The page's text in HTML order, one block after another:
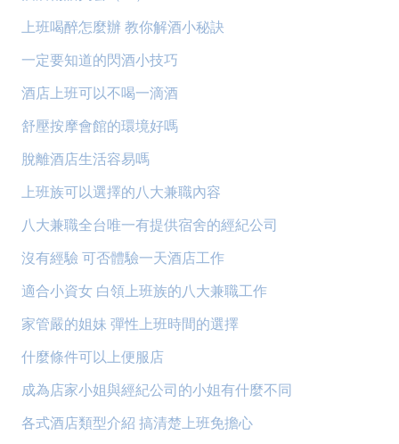
上班喝醉怎麼辦 教你解酒小秘訣
一定要知道的閃酒小技巧
酒店上班可以不喝一滴酒
舒壓按摩會館的環境好嗎
脫離酒店生活容易嗎
上班族可以選擇的八大兼職內容
八大兼職全台唯一有提供宿舍的經紀公司
沒有經驗 可否體驗一天酒店工作
適合小資女 白領上班族的八大兼職工作
家管嚴的姐妹 彈性上班時間的選擇
什麼條件可以上便服店
成為店家小姐與經紀公司的小姐有什麼不同
各式酒店類型介紹 搞清楚上班免擔心